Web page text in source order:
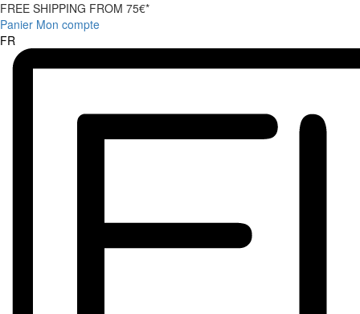
FREE SHIPPING FROM 75€*
Panier Mon compte
FR